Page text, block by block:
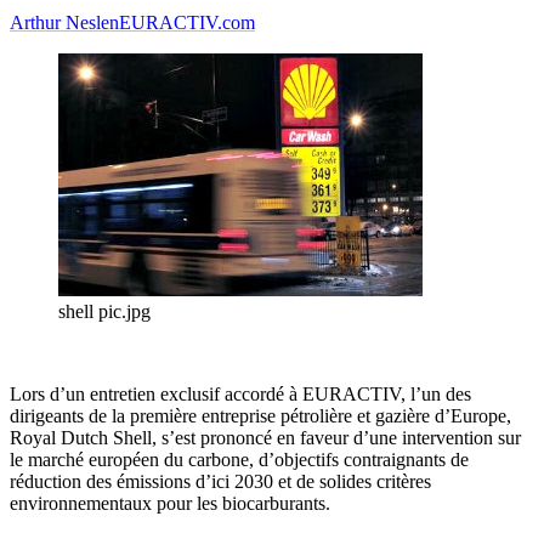
Arthur NeslenEURACTIV.com
shell pic.jpg
Lors d’un entretien exclusif accordé à EURACTIV, l’un des
dirigeants de la première entreprise pétrolière et gazière d’Europe,
Royal Dutch Shell, s’est prononcé en faveur d’une intervention sur
le marché européen du carbone, d’objectifs contraignants de
réduction des émissions d’ici 2030 et de solides critères
environnementaux pour les biocarburants.